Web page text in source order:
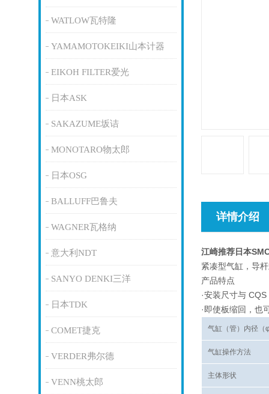
WATLOW瓦特隆
YAMAMOTOKEIKI山本计器
EIKOH FILTER爱光
日本ASK
SAKAZUME坂诘
MONOTARO物太郎
日本OSG
BALLUFF巴鲁夫
WAGNER瓦格纳
意大利NDT
SANYO DENKI三洋
日本TDK
COMET捷克
VERDER弗尔德
VENN桃太郎
详情介绍
江崎推荐日本
紧凑型气缸，导
产品特点
·安装尺寸与
·即使板缩回，也
气缸（管）内径（
气缸操作方法
主体形状